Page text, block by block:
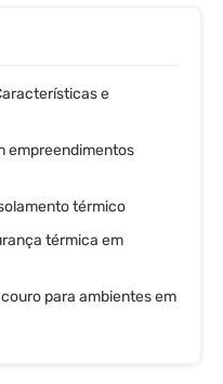
e
empreendimentos
térmico
térmica em
para ambientes em